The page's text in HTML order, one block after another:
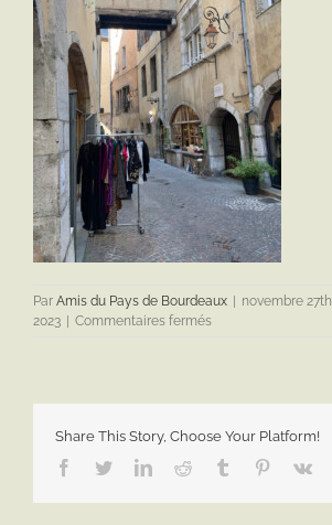
Par Amis du Pays de Bourdeaux | novembre 27th,
2023 | Commentaires ferméssur
Share This Story, Choose Your Platform!
Facebook
TwitterLinkedInReddit Tumblr Pinterest
Vk